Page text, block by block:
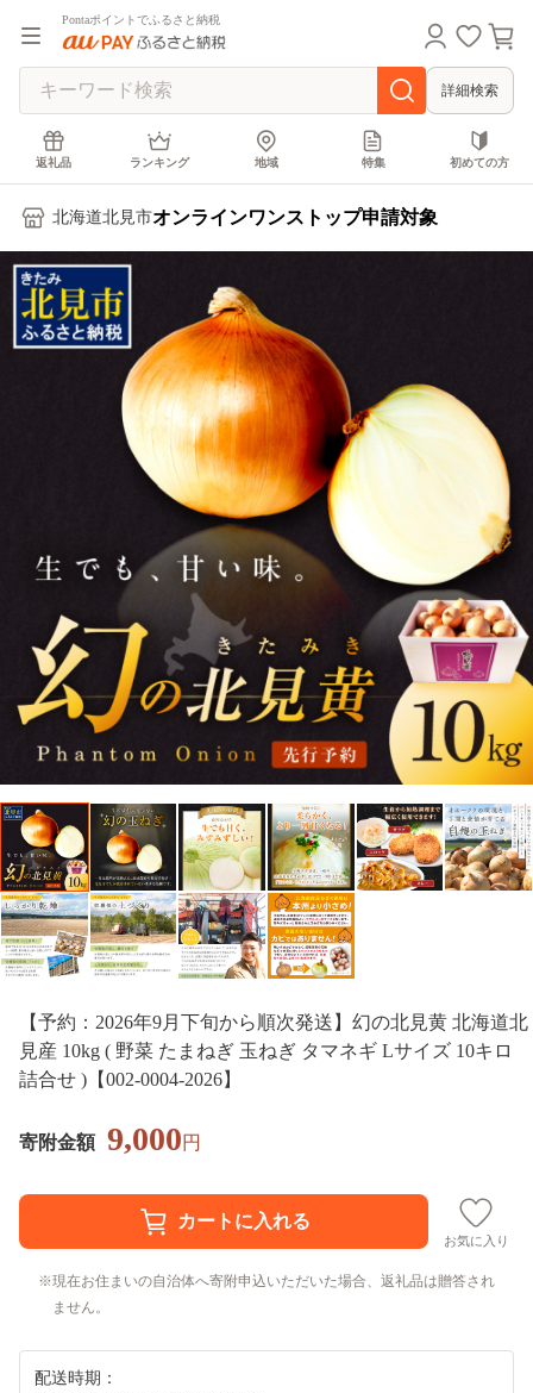
Pontaポイントでふるさと納税
詳細検索
返礼品 ランキング 地域 特集 初めての方
北海道北見市オンラインワンストップ申請対象
【予約：2026年9月下旬から順次発送】幻の北見黄 北海道北
見産 10kg ( 野菜 たまねぎ 玉ねぎ タマネギ Lサイズ 10キロ
詰合せ )【002-0004-2026】
寄附金額 9,000円
お気に入り
現在お住まいの自治体へ寄附申込いただいた場合、返礼品は贈答され
ません。
配送時期：